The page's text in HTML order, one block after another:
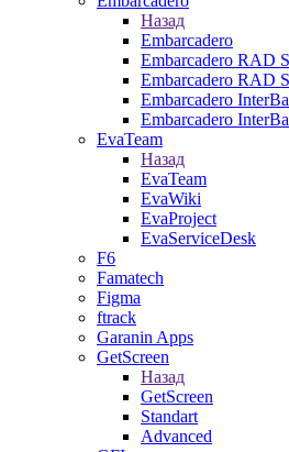
Назад
Embarcadero
Embarcadero RAD
Embarcadero RAD
Embarcadero
Embarcadero
EvaTeam
Назад
EvaTeam
EvaWiki
EvaProject
EvaServiceDesk
F6
Famatech
Figma
ftrack
Garanin Apps
GetScreen
Назад
GetScreen
Standart
Advanced